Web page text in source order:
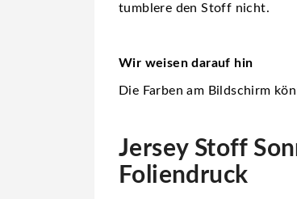
tumblere den Stoff nicht.
Wir weisen darauf hin
Die Farben am Bildschirm
Jersey Stoff
Foliendruck